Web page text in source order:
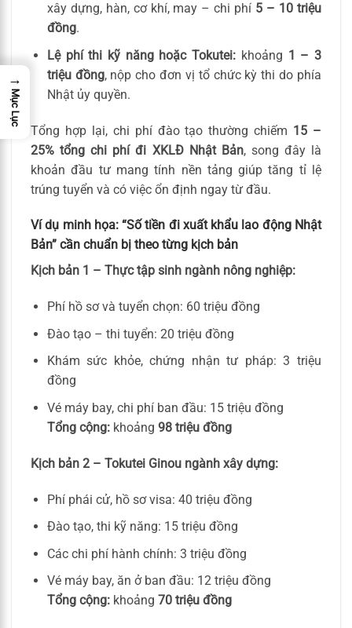
xây dựng, hàn, cơ khí, may – chi phí 5 – 10 triệu
đồng.
Lệ phí thi kỹ năng hoặc Tokutei: khoảng 1 – 3
triệu đồng, nộp cho đơn vị tổ chức kỳ thi do phía
Nhật ủy quyền.
Tổng hợp lại, chi phí đào tạo thường chiếm 15 –
25% tổng chi phí đi XKLĐ Nhật Bản, song đây là
khoản đầu tư mang tính nền tảng giúp tăng tỉ lệ
trúng tuyển và có việc ổn định ngay từ đầu.
Ví dụ minh họa: “Số tiền đi xuất khẩu lao động Nhật
Bản” cần chuẩn bị theo từng kịch bản
Kịch bản 1 – Thực tập sinh ngành nông nghiệp:
Phí hồ sơ và tuyển chọn: 60 triệu đồng
Đào tạo – thi tuyển: 20 triệu đồng
Khám sức khỏe, chứng nhận tư pháp: 3 triệu
đồng
Vé máy bay, chi phí ban đầu: 15 triệu đồng
Tổng cộng:khoảng 98 triệu đồng
Kịch bản 2 – Tokutei Ginou ngành xây dựng:
Phí phái cử, hồ sơ visa: 40 triệu đồng
Đào tạo, thi kỹ năng: 15 triệu đồng
Các chi phí hành chính: 3 triệu đồng
Vé máy bay, ăn ở ban đầu: 12 triệu đồng
Tổng cộng:khoảng 70 triệu đồng
→
Mục Lục